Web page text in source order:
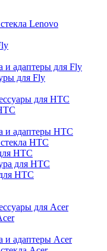
Lenovo
и адаптеры для Fly
для Fly
для HTC
и адаптеры HTC
HTC
HTC
для HTC
HTC
для Acer
и адаптеры Acer